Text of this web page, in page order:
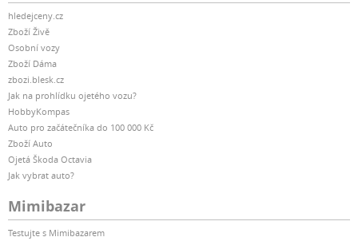
hledejceny.cz
Zboží Živě
Osobní vozy
Zboží Dáma
zbozi.blesk.cz
Jak na prohlídku ojetého vozu?
HobbyKompas
Auto pro začátečníka do 100 000 Kč
Zboží Auto
Ojetá Škoda Octavia
Jak vybrat auto?
Mimibazar
Testujte s Mimibazarem